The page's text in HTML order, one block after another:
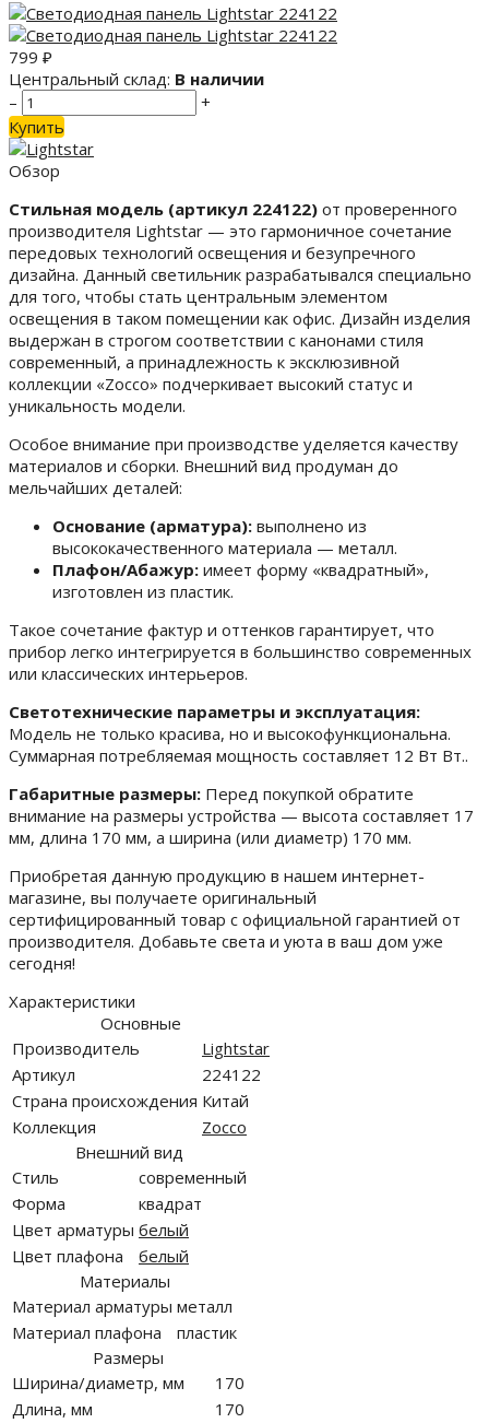
799 ₽
Центральный склад: В наличии
–
+
Купить
Обзор
Стильная модель (артикул 224122) от проверенного
производителя Lightstar — это гармоничное сочетание
передовых технологий освещения и безупречного
дизайна. Данный светильник разрабатывался специально
для того, чтобы стать центральным элементом
освещения в таком помещении как офис. Дизайн изделия
выдержан в строгом соответствии с канонами стиля
современный, а принадлежность к эксклюзивной
коллекции «Zocco» подчеркивает высокий статус и
уникальность модели.
Особое внимание при производстве уделяется качеству
материалов и сборки. Внешний вид продуман до
мельчайших деталей:
Основание (арматура): выполнено из
высококачественного материала — металл.
Плафон/Абажур: имеет форму «квадратный»,
изготовлен из пластик.
Такое сочетание фактур и оттенков гарантирует, что
прибор легко интегрируется в большинство современных
или классических интерьеров.
Светотехнические параметры и эксплуатация:
Модель не только красива, но и высокофункциональна.
Суммарная потребляемая мощность составляет 12 Вт Вт..
Габаритные размеры: Перед покупкой обратите
внимание на размеры устройства — высота составляет 17
мм, длина 170 мм, а ширина (или диаметр) 170 мм.
Приобретая данную продукцию в нашем интернет-
магазине, вы получаете оригинальный
сертифицированный товар с официальной гарантией от
производителя. Добавьте света и уюта в ваш дом уже
сегодня!
Характеристики
Основные
Производитель
Lightstar
Артикул
224122
Страна происхождения Китай
Коллекция
Zocco
Внешний вид
Стиль
современный
Форма
квадрат
Цвет арматуры белый
Цвет плафона
белый
Материалы
Материал арматуры металл
Материал плафона
пластик
Размеры
Ширина/диаметр, мм
170
Длина, мм
170